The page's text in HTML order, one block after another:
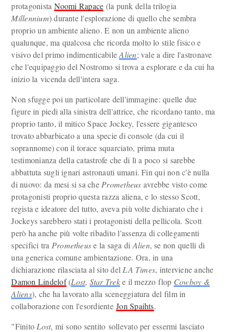
protagonista Noomi Rapace (la punk della trilogia
Millennium) durante l'esplorazione di quello che sembra
proprio un ambiente alieno. E non un ambiente alieno
qualunque, ma qualcosa che ricorda molto lo stile fisico e
visivo del primo indimenticabileAlien; vale a dire l'astronave
che l'equipaggio del Nostromo si trova a esplorare e da cui ha
inizio la vicenda dell'intera saga.
Non sfugge poi un particolare dell'immagine: quelle due
figure in piedi alla sinistra dell'attrice, che ricordano tanto, ma
proprio tanto, il mitico Space Jockey, l'essere gigantesco
trovato abbarbicato a una specie di console (da cui il
soprannome) con il torace squarciato, prima muta
testimonianza della catastrofe che di lì a poco si sarebbe
abbattuta sugli ignari astronauti umani. Fin qui non c'è nulla
di nuovo: da mesi si sa che Prometheus avrebbe visto come
protagonisti proprio questa razza aliena, e lo stesso Scott,
regista e ideatore del tutto, aveva più volte dichiarato che i
Jockeys sarebbero stati i protagonisti della pellicola. Scott
però ha anche più volte ribadito l'assenza di collegamenti
specifici tra Prometheuse la saga di Alien, se non quelli di
una generica comune ambientazione. Ora, in una
dichiarazione rilasciata al sito del LA Times, interviene anche
Damon Lindelof(Lost, Star Treke il mezzo flop Cowboy &
Aliens), che ha lavorato alla sceneggiatura del film in
collaborazione con l'esordienteJon Spaihts.
"Finito Lost, mi sono sentito sollevato per essermi lasciato